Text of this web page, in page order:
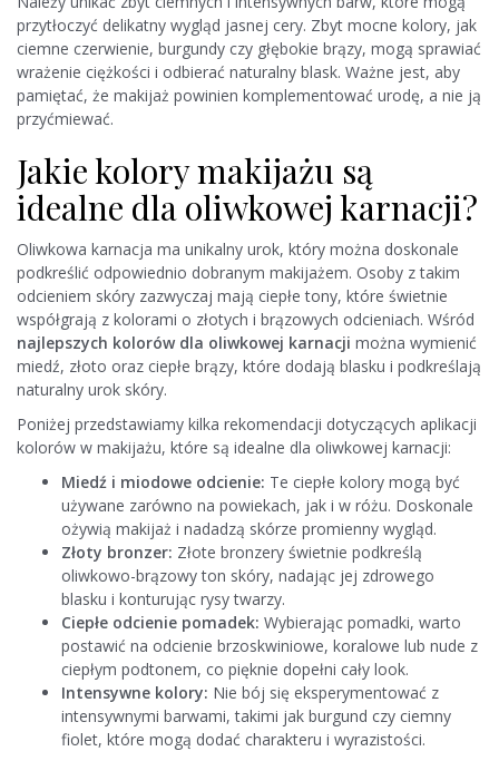
przytłoczyć delikatny wygląd jasnej cery. Zbyt mocne kolory, jak
ciemne czerwienie, burgundy czy głębokie brązy, mogą sprawiać
wrażenie ciężkości i odbierać naturalny blask. Ważne jest, aby
pamiętać, że makijaż powinien komplementować urodę, a nie ją
przyćmiewać.
Jakie kolory makijażu są
idealne dla oliwkowej karnacji?
Oliwkowa karnacja ma unikalny urok, który można doskonale
podkreślić odpowiednio dobranym makijażem. Osoby z takim
odcieniem skóry zazwyczaj mają ciepłe tony, które świetnie
współgrają z kolorami o złotych i brązowych odcieniach. Wśród
najlepszych kolorów dla oliwkowej karnacji można wymienić
miedź, złoto oraz ciepłe brązy, które dodają blasku i podkreślają
naturalny urok skóry.
Poniżej przedstawiamy kilka rekomendacji dotyczących aplikacji
kolorów w makijażu, które są idealne dla oliwkowej karnacji:
Miedź i miodowe odcienie: Te ciepłe kolory mogą być
używane zarówno na powiekach, jak i w różu. Doskonale
ożywią makijaż i nadadzą skórze promienny wygląd.
Złoty bronzer: Złote bronzery świetnie podkreślą
oliwkowo-brązowy ton skóry, nadając jej zdrowego
blasku i konturując rysy twarzy.
Ciepłe odcienie pomadek: Wybierając pomadki, warto
postawić na odcienie brzoskwiniowe, koralowe lub nude z
ciepłym podtonem, co pięknie dopełni cały look.
Intensywne kolory: Nie bój się eksperymentować z
intensywnymi barwami, takimi jak burgund czy ciemny
fiolet, które mogą dodać charakteru i wyrazistości.